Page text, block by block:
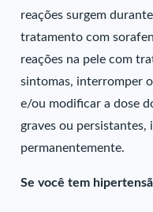
reações surgem
tratamento com
reações na pele com
sintomas, interromper
e/ou modificar a dose
graves ou
permanentemente.
Se você tem